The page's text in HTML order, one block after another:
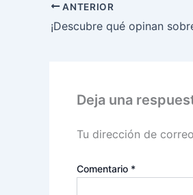
ANTERIOR
Deja una
Tu dirección de
Comentario *